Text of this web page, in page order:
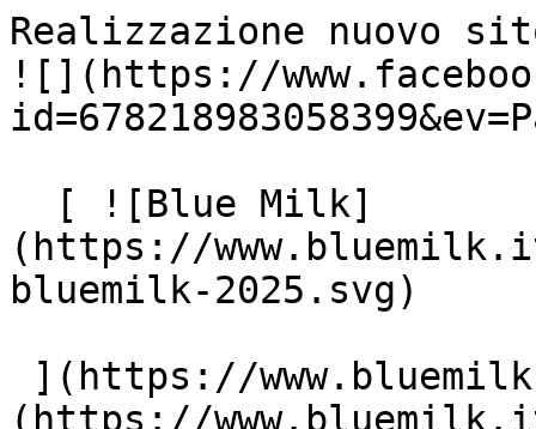
Realizzazione nuovo
![](https://
(https://
bluemilk-2025.svg)
(https://